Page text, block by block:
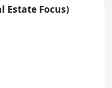
Estate Focus)